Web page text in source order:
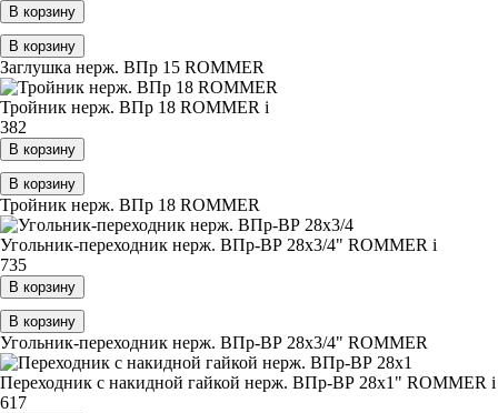
В корзину
В корзину
Заглушка нерж. ВПр 15 ROMMER
Тройник нерж. ВПр 18 ROMMER i
382
В корзину
В корзину
Тройник нерж. ВПр 18 ROMMER
Угольник-переходник нерж. ВПр-ВР 28х3/4" ROMMER i
735
В корзину
В корзину
Угольник-переходник нерж. ВПр-ВР 28х3/4" ROMMER
Переходник с накидной гайкой нерж. ВПр-ВР 28х1" ROMMER i
617